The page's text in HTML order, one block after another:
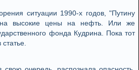
ситуации 1990-х годов, "Путину
на высокие цены на нефть. Или же
фонда Кудрина. Пока тот